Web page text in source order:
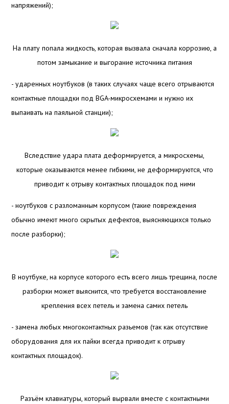
напряжений);
На плату попала жидкость, которая вызвала сначала коррозию, а
потом замыкание и выгорание источника питания
- ударенных ноутбуков (в таких случаях чаще всего отрываются
контактные площадки под BGA-микросхемами и нужно их
выпаивать на паяльной станции);
Вследствие удара плата деформируется, а микросхемы,
которые оказываются менее гибкими, не деформируются, что
приводит к отрыву контактных площадок под ними
- ноутбуков с разломанным корпусом (такие повреждения
обычно имеют много скрытых дефектов, выясняющихся только
после разборки);
В ноутбуке, на корпусе которого есть всего лишь трещина, после
разборки может выяснится, что требуется восстановление
крепления всех петель и замена самих петель
- замена любых многоконтактных разьемов (так как отсутствие
оборудования для их пайки всегда приводит к отрыву
контактных площадок).
Разъём клавиатуры, который вырвали вместе с контактными